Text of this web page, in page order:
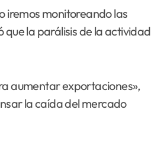
iremos monitoreando las
la parálisis de la actividad
aumentar exportaciones»,
la caída del mercado